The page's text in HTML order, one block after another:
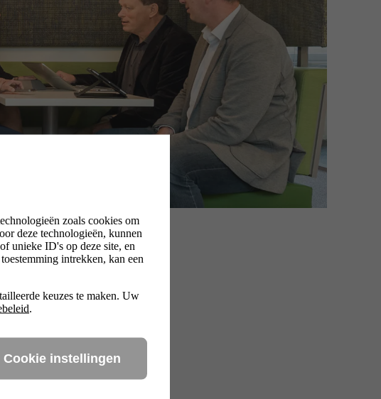
zoals cookies om
deze technologieën, kunnen
unieke ID's op deze site, en
intrekken, kan een
keuzes te maken. Uw
.
Cookie instellingen